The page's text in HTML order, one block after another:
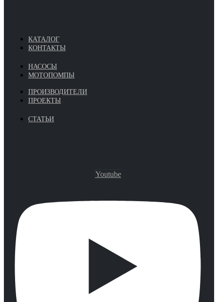
КАТАЛОГ
КОНТАКТЫ
НАСОСЫ
МОТОПОМПЫ
ПРОИЗВОДИТЕЛИ
ПРОЕКТЫ
СТАТЬИ
Youtube